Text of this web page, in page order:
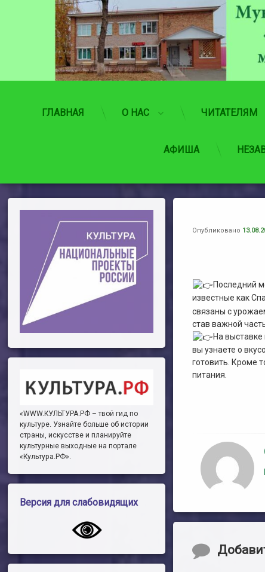
содержимому
ГЛАВНАЯ О НАС ЧИТАТЕЛЯМ
АФИША
Опубликовано
Последний
известные как
связаны с
став важной
На
вы узнаете о
готовить. Кроме
питания.
«WWW.КУЛЬТУРА.РФ – твой гид по
культуре. Узнайте больше об истории
страны, искусстве и планируйте
культурные выходные на портале
«Культура.РФ».
Версия для слабовидящих